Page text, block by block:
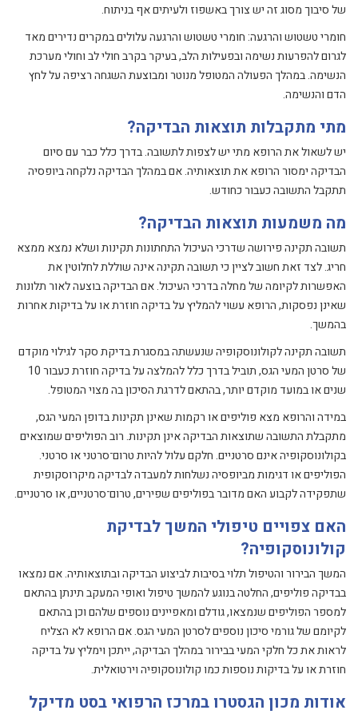
של סיבוך מסוג זה יש צורך באשפוז ולעיתים אף בניתוח.
חומרי טשטוש והרגעה: חומרי טשטוש והרגעה עלולים במקרים נדירים מאד
לגרום להפרעות נשימה ובפעילות הלב, בעיקר בקרב חולי לב וחולי מערכת
הנשימה. במהלך הפעולה המטופל מנוטר ומבוצעת השגחה רציפה על לחץ
הדם והנשימה.
מתי מתקבלות תוצאות הבדיקה?
יש לשאול את הרופא מתי יש לצפות לתשובה. בדרך כלל כבר עם סיום
הבדיקה ימסור הרופא את תוצאותיה. אם במהלך הבדיקה נלקחה ביופסיה
תתקבל התשובה כעבור כחודש.
מה משמעות תוצאות הבדיקה?
תשובה תקינה פירושה שדרכי העיכול התחתונות תקינות ושלא נמצא ממצא
חריג. לצד זאת חשוב לציין כי תשובה תקינה אינה שוללת לחלוטין את
האפשרות לקיומה של מחלה בדרכי העיכול. אם הבדיקה בוצעה לאור תלונות
שאינן נפסקות, הרופא עשוי להמליץ על בדיקה חוזרת או על בדיקות אחרות
בהמשך.
תשובה תקינה לקולונוסקופיה שנעשתה במסגרת בדיקת סקר לגילוי מוקדם
של סרטן המעי הגס, תוביל בדרך כלל להמלצה על בדיקה חוזרת כעבור 10
שנים או במועד מוקדם יותר, בהתאם לדרגת הסיכון בה מצוי המטופל.
במידה והרופא מצא פוליפים או רקמות שאינן תקינות בדופן המעי הגס,
מתקבלת התשובה שתוצאות הבדיקה אינן תקינות. רוב הפוליפים שמוצאים
בקולונוסקופיה אינם סרטניים. חלקם עלול להיות טרום־סרטני או סרטני.
הפוליפים או דגימות מביופסיה נשלחות למעבדה לבדיקה מיקרוסקופית
שתפקידה לקבוע האם מדובר בפוליפים שפירים, טרום־סרטניים, או סרטניים.
האם צפויים טיפולי המשך לבדיקת
קולונוסקופיה?
המשך הבירור והטיפול תלוי בסיבות לביצוע הבדיקה ובתוצאותיה. אם נמצאו
בבדיקה פוליפים, החלטה בנוגע להמשך טיפול ואופי המעקב תינתן בהתאם
למספר הפוליפים שנמצאו, גודלם ומאפיינים נוספים שלהם וכן בהתאם
לקיומם של גורמי סיכון נוספים לסרטן המעי הגס. אם הרופא לא הצליח
לראות את כל חלקי המעי בבירור במהלך הבדיקה, ייתכן וימליץ על בדיקה
חוזרת או על בדיקות נוספות כמו קולונוסקופיה וירטואלית.
אודות מכון הגסטרו במרכז הרפואי בסט מדיקל